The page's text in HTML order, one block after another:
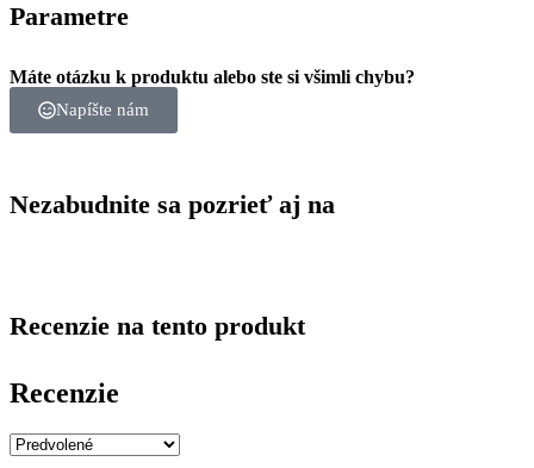
Parametre
Máte otázku k produktu alebo ste si všimli chybu?
Napíšte nám
Nezabudnite sa pozrieť aj na
Recenzie na tento produkt
Recenzie